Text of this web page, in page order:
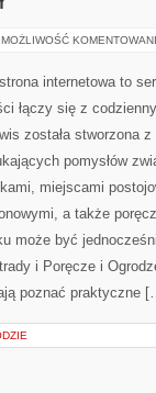
MOŻLIWOŚĆ
internetowa to
łączy się z
została stworzona
pomysłów
miejscami
a także
może być
i Poręcze i
poznać praktyczne